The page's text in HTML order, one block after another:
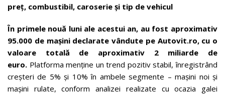
preț, combustibil, caroserie și tip de vehicul
În primele nouă luni ale acestui an, au fost aproximativ
95.000 de mașini declarate vândute pe Autovit.ro, cu o
valoare totală de aproximativ 2 miliarde de
euro. Platforma menține un trend pozitiv stabil, înregistrând
creșteri de 5% și 10% în ambele segmente – mașini noi și
mașini rulate, conform analizei realizate cu ocazia galei